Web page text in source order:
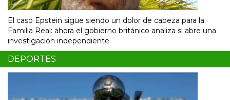
El caso Epstein sigue siendo un dolor de cabeza para la
Familia Real: ahora el gobierno británico analiza si abre una
investigación independiente
DEPORTES